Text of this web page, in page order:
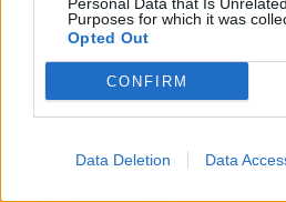
Purposes for which it was
Opted Out
CONFIRM
Data Deletion Data
Africa Twin junta mais de
no Norte de Portugal
O Norte de Portugal voltou a
Twin para mais um encontro